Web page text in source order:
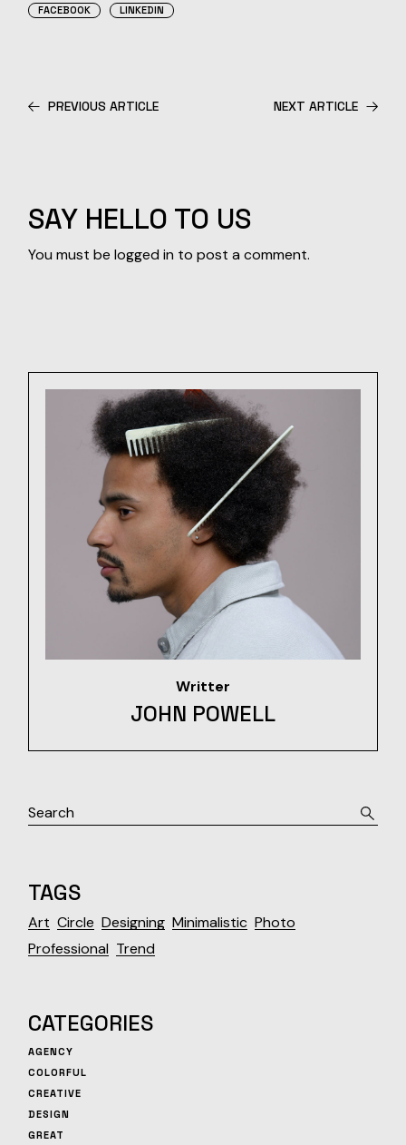
FACEBOOK LINKEDIN
PREVIOUS ARTICLE NEXT ARTICLE
SAY HELLO TO US
You must belogged in to post a comment.
Writter
JOHN POWELL
TAGS
Art Circle Designing Minimalistic Photo
Professional Trend
CATEGORIES
AGENCY
COLORFUL
CREATIVE
DESIGN
GREAT